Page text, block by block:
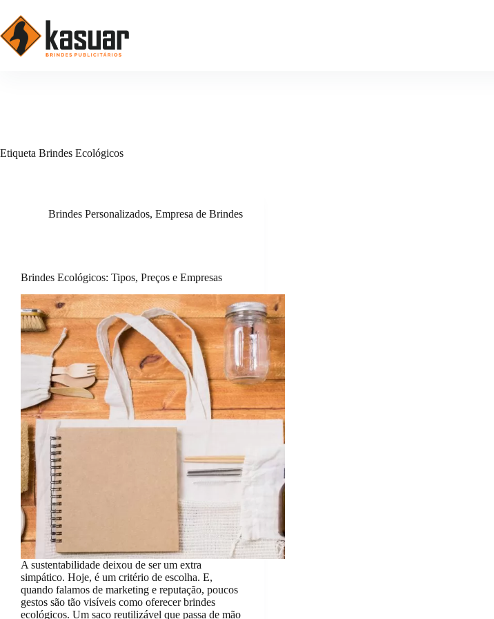
para
o
conteúdo
Etiqueta Brindes Ecológicos
Brindes Personalizados, Empresa de Brindes
Brindes Ecológicos: Tipos, Preços e Empresas
A sustentabilidade deixou de ser um extra
simpático. Hoje, é um critério de escolha. E,
quando falamos de marketing e reputação, poucos
gestos são tão visíveis como oferecer brindes
ecológicos. Um saco reutilizável que passa de mão